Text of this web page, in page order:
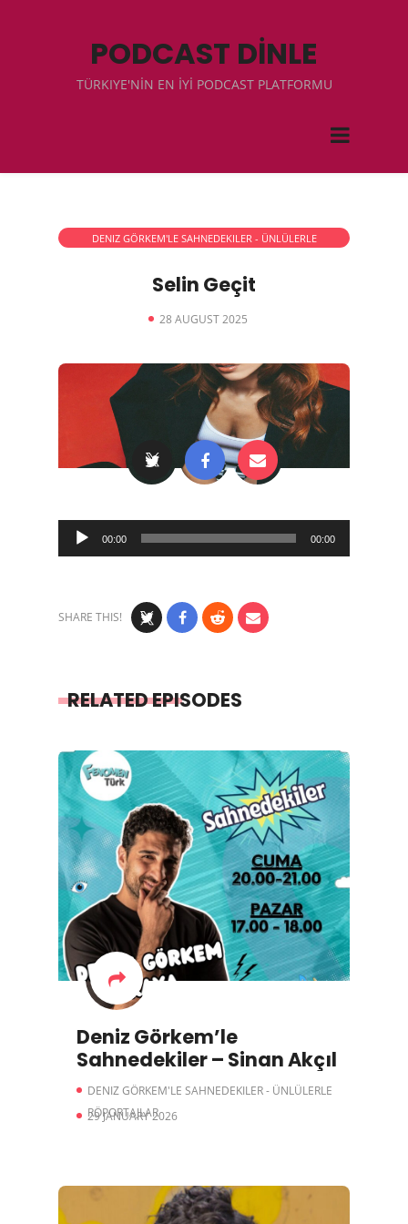
PODCAST DİNLE
TÜRKIYE'NİN EN İYİ PODCAST PLATFORMU
DENIZ GÖRKEM'LE SAHNEDEKILER - ÜNLÜLERLE
Selin Geçit
28 AUGUST 2025
Audio
Player
00:00 00:00
SHARE THIS!
RELATED EPISODES
Deniz Görkem’le
Sahnedekiler – Sinan Akçıl
DENIZ GÖRKEM'LE SAHNEDEKILER - ÜNLÜLERLE
RÖPORTAJLAR
29 JANUARY 2026